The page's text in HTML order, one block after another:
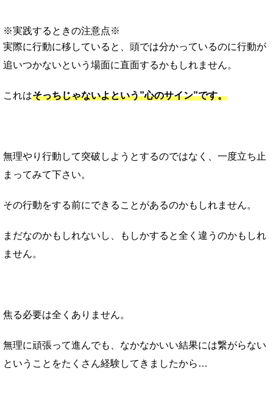
※実践するときの注意点※
実際に行動に移していると、頭では分かっているのに行動が
追いつかないという場面に直面するかもしれません。
これはそっちじゃないよという”心のサイン”です。
無理やり行動して突破しようとするのではなく、一度立ち止
まってみて下さい。
その行動をする前にできることがあるのかもしれません。
まだなのかもしれないし、もしかすると全く違うのかもしれ
ません。
焦る必要は全くありません。
無理に頑張って進んでも、なかなかいい結果には繋がらない
ということをたくさん経験してきましたから…